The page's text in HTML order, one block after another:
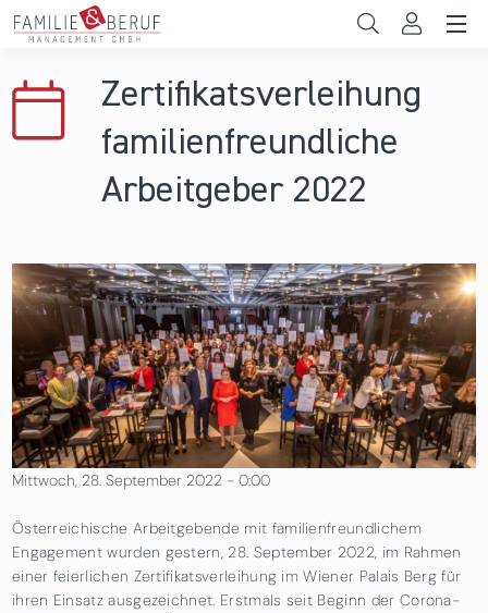
Direkt zum Inhalt
Das sind wir
News & Events
Zertifikatsverleihung
familienfreundliche
Arbeitgeber 2022
Mittwoch, 28. September 2022 - 0:00
Österreichische Arbeitgebende mit familienfreundlichem
Engagement wurden gestern, 28. September 2022, im Rahmen
einer feierlichen Zertifikatsverleihung im Wiener Palais Berg für
ihren Einsatz ausgezeichnet. Erstmals seit Beginn der Corona-